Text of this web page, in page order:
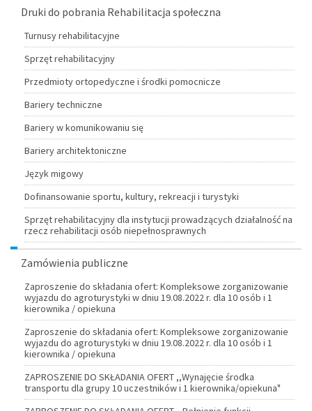
Druki do pobrania Rehabilitacja społeczna
Turnusy rehabilitacyjne
Sprzęt rehabilitacyjny
Przedmioty ortopedyczne i środki pomocnicze
Bariery techniczne
Bariery w komunikowaniu się
Bariery architektoniczne
Język migowy
Dofinansowanie sportu, kultury, rekreacji i turystyki
Sprzęt rehabilitacyjny dla instytucji prowadzących działalność na
rzecz rehabilitacji osób niepełnosprawnych
Zamówienia publiczne
Zaproszenie do składania ofert: Kompleksowe zorganizowanie
wyjazdu do agroturystyki w dniu 19.08.2022 r. dla 10 osób i 1
kierownika / opiekuna
Zaproszenie do składania ofert: Kompleksowe zorganizowanie
wyjazdu do agroturystyki w dniu 19.08.2022 r. dla 10 osób i 1
kierownika / opiekuna
ZAPROSZENIE DO SKŁADANIA OFERT ,,Wynajęcie środka
transportu dla grupy 10 uczestników i 1 kierownika/opiekuna"